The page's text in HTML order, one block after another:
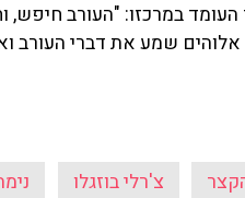
במרכזו: "העורב חיפש,
שמע את דברי העורב
צ'רלי בוזגלו